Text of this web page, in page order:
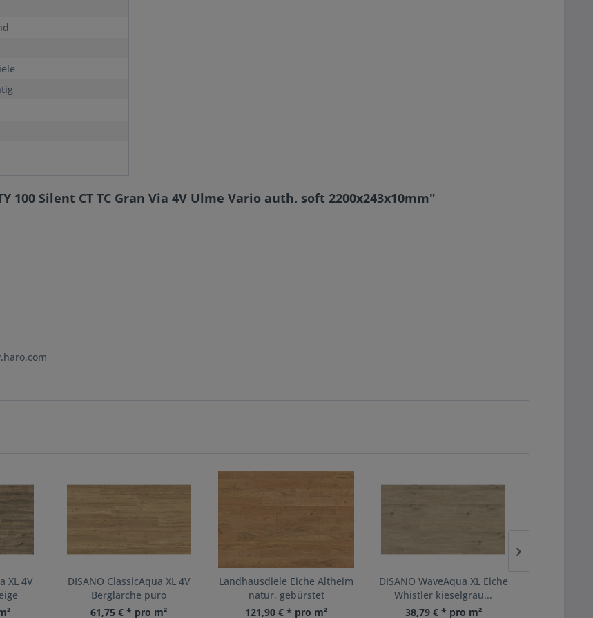
Silent CT TC Gran Via 4V Ulme Vario auth. soft 2200x243x10mm"
XL 4V
DISANO ClassicAqua XL 4V
Berglärche puro
61,75 € * pro m²
Landhausdiele Eiche Altheim
natur, gebürstet
121,90 € * pro m²
DISANO WaveAqua XL Eiche
Whistler kieselgrau...
38,79 € * pro m²